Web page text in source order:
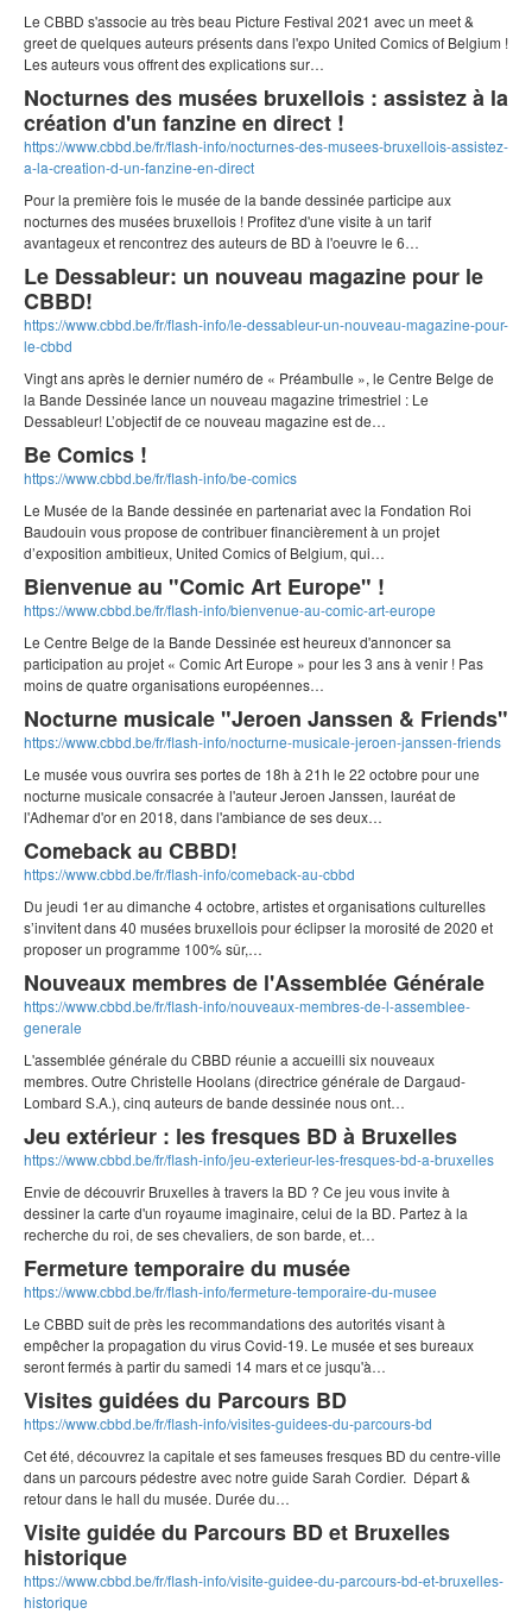
Le CBBD s'associe au très beau Picture Festival 2021 avec un meet &
greet de quelques auteurs présents dans l'expo United Comics of Belgium !
Les auteurs vous offrent des explications sur…
Nocturnes des musées bruxellois : assistez à la
création d'un fanzine en direct !
https://www.cbbd.be/fr/flash-info/nocturnes-des-musees-bruxellois-assistez-
a-la-creation-d-un-fanzine-en-direct
Pour la première fois le musée de la bande dessinée participe aux
nocturnes des musées bruxellois ! Profitez d'une visite à un tarif
avantageux et rencontrez des auteurs de BD à l'oeuvre le 6…
Le Dessableur: un nouveau magazine pour le
CBBD!
https://www.cbbd.be/fr/flash-info/le-dessableur-un-nouveau-magazine-pour-
le-cbbd
Vingt ans après le dernier numéro de « Préambulle », le Centre Belge de
la Bande Dessinée lance un nouveau magazine trimestriel : Le
Dessableur! L’objectif de ce nouveau magazine est de…
Be Comics !
https://www.cbbd.be/fr/flash-info/be-comics
Le Musée de la Bande dessinée en partenariat avec la Fondation Roi
Baudouin vous propose de contribuer financièrement à un projet
d’exposition ambitieux, United Comics of Belgium, qui…
Bienvenue au "Comic Art Europe" !
https://www.cbbd.be/fr/flash-info/bienvenue-au-comic-art-europe
Le Centre Belge de la Bande Dessinée est heureux d'annoncer sa
participation au projet « Comic Art Europe » pour les 3 ans à venir ! Pas
moins de quatre organisations européennes…
Nocturne musicale "Jeroen Janssen & Friends"
https://www.cbbd.be/fr/flash-info/nocturne-musicale-jeroen-janssen-friends
Le musée vous ouvrira ses portes de 18h à 21h le 22 octobre pour une
nocturne musicale consacrée à l'auteur Jeroen Janssen, lauréat de
l'Adhemar d'or en 2018, dans l'ambiance de ses deux…
Comeback au CBBD!
https://www.cbbd.be/fr/flash-info/comeback-au-cbbd
Du jeudi 1er au dimanche 4 octobre, artistes et organisations culturelles
s’invitent dans 40 musées bruxellois pour éclipser la morosité de 2020 et
proposer un programme 100% sûr,…
Nouveaux membres de l'Assemblée Générale
https://www.cbbd.be/fr/flash-info/nouveaux-membres-de-l-assemblee-
generale
L'assemblée générale du CBBD réunie a accueilli six nouveaux
membres. Outre Christelle Hoolans (directrice générale de Dargaud-
Lombard S.A.), cinq auteurs de bande dessinée nous ont…
Jeu extérieur : les fresques BD à Bruxelles
https://www.cbbd.be/fr/flash-info/jeu-exterieur-les-fresques-bd-a-bruxelles
Envie de découvrir Bruxelles à travers la BD ? Ce jeu vous invite à
dessiner la carte d'un royaume imaginaire, celui de la BD. Partez à la
recherche du roi, de ses chevaliers, de son barde, et…
Fermeture temporaire du musée
https://www.cbbd.be/fr/flash-info/fermeture-temporaire-du-musee
Le CBBD suit de près les recommandations des autorités visant à
empêcher la propagation du virus Covid-19. Le musée et ses bureaux
seront fermés à partir du samedi 14 mars et ce jusqu'à…
Visites guidées du Parcours BD
https://www.cbbd.be/fr/flash-info/visites-guidees-du-parcours-bd
Cet été, découvrez la capitale et ses fameuses fresques BD du centre-ville
dans un parcours pédestre avec notre guide Sarah Cordier. Départ &
retour dans le hall du musée. Durée du…
Visite guidée du Parcours BD et Bruxelles
historique
https://www.cbbd.be/fr/flash-info/visite-guidee-du-parcours-bd-et-bruxelles-
historique